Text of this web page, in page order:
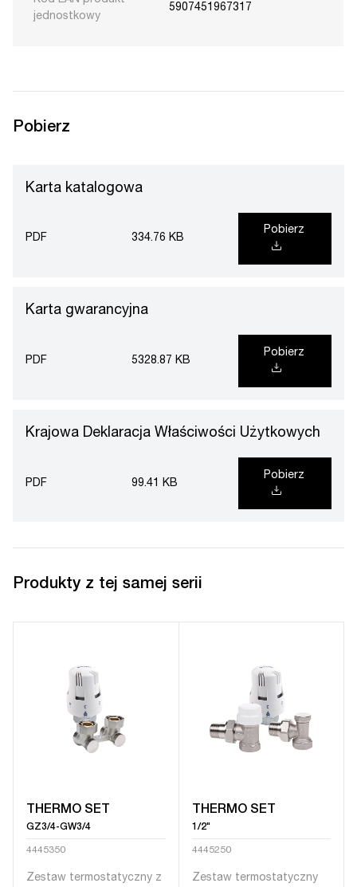
jednostkowy
5907451967317
Pobierz
Karta katalogowa
PDF 334.76 KB
Pobierz
Karta gwarancyjna
PDF 5328.87 KB
Pobierz
Krajowa Deklaracja Właściwości Użytkowych
PDF 99.41 KB
Pobierz
Produkty z tej samej serii
THERMO SET
GZ3/4-GW3/4
4445350
Zestaw termostatyczny z
THERMO SET
1/2"
4445250
Zestaw termostatyczny